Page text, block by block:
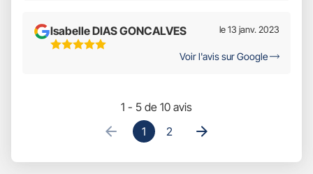
Isabelle DIAS GONCALVES
5
le 13 janv. 2023
Voir l'avis sur Google
1 - 5 de 10 avis
1
2